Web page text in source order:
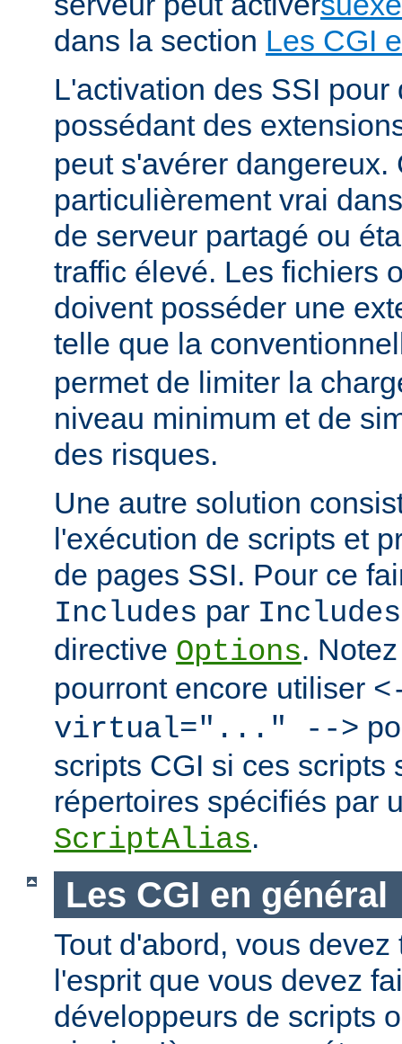
dans la section Les CGI
L'activation des SSI pour
possédant des
peut s'avérer dangereux.
particulièrement vrai
de serveur partagé ou
traffic élevé. Les fichiers
doivent posséder une
telle que la
permet de limiter la
niveau minimum et de
des risques.
Une autre solution
l'exécution de scripts et
de pages SSI. Pour ce
Includes par
directive Options.
pourront encore utiliser
virtual="..." -->
scripts CGI si ces scripts
répertoires spécifiés par
ScriptAlias.
Les CGI en général
Tout d'abord, vous
l'esprit que vous devez
développeurs de scripts